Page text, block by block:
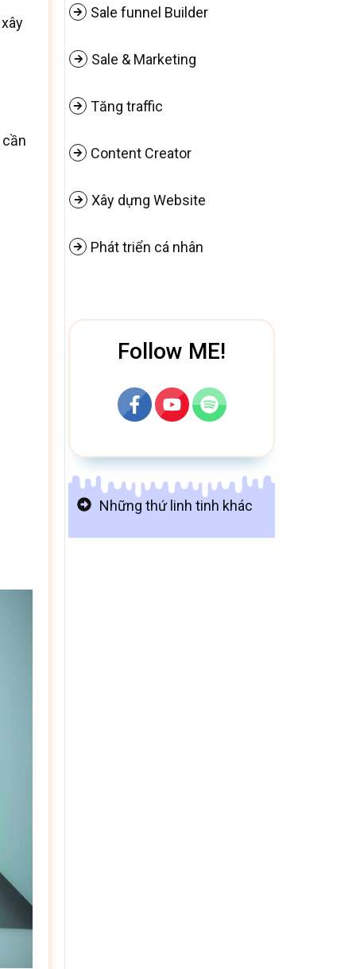
Sale funnel Builder
Sale & Marketing
Tăng traffic
Content Creator
Xây dựng Website
Phát triển cá nhân
Follow ME!
Những thứ linh tinh khác